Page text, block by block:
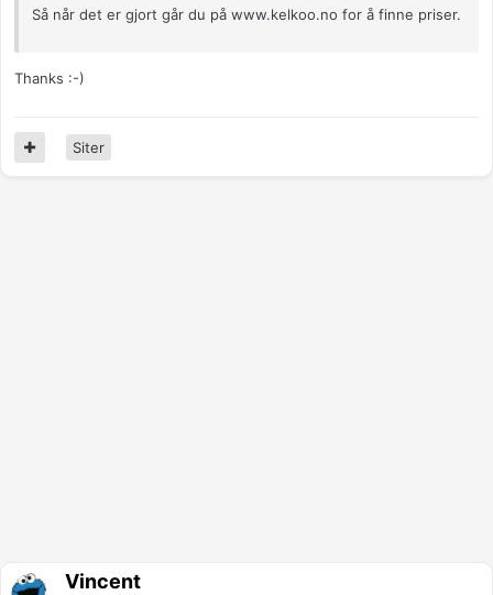
Så når det er gjort går du på www.kelkoo.no for å finne priser.
Thanks :-)
Siter
Vincent